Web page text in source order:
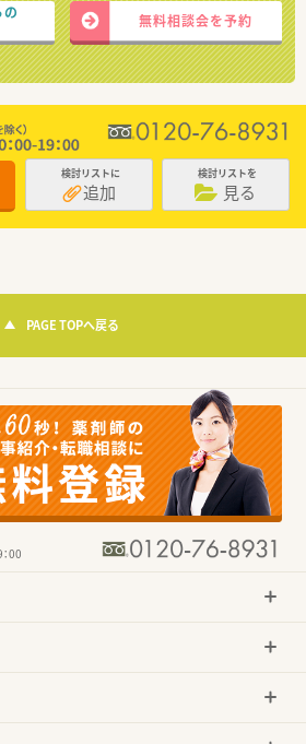
無料相談会を予約
検討リストに
追加
検討リストを
見る
PAGE TOPへ戻る
00